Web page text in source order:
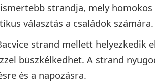
strandja, mely homokos
választás a családok számára.
strand mellett helyezkedik
büszkélkedhet. A strand
és a napozásra.